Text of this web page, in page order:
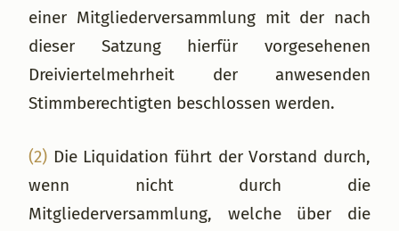
einer Mitgliederversammlung mit der nach
dieser Satzung hierfür vorgesehenen
Dreiviertelmehrheit der anwesenden
Stimmberechtigten beschlossen werden.
(2) Die Liquidation führt der Vorstand durch,
wenn nicht durch die
Mitgliederversammlung, welche über die